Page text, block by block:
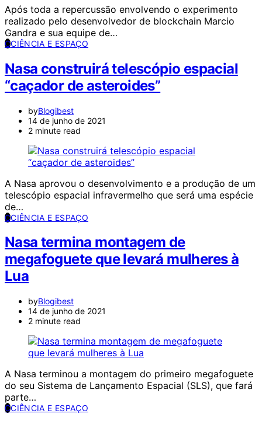
Após toda a repercussão envolvendo o experimento
realizado pelo desenvolvedor de blockchain Marcio
Gandra e sua equipe de…
CCIÊNCIA E ESPAÇO
Nasa construirá telescópio espacial
“caçador de asteroides”
byBlogibest
14 de junho de 2021
2 minute read
A Nasa aprovou o desenvolvimento e a produção de um
telescópio espacial infravermelho que será uma espécie
de…
CCIÊNCIA E ESPAÇO
Nasa termina montagem de
megafoguete que levará mulheres à
Lua
byBlogibest
14 de junho de 2021
2 minute read
A Nasa terminou a montagem do primeiro megafoguete
do seu Sistema de Lançamento Espacial (SLS), que fará
parte…
CCIÊNCIA E ESPAÇO